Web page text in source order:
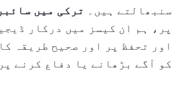
سنبھالتے ہیں۔
ترکی میں
پر، ہم ان کیسز میں درکار
اور تحفظ پر اور صحیح طریقہ
کو آگے بڑھانے یا دفاع کرنے